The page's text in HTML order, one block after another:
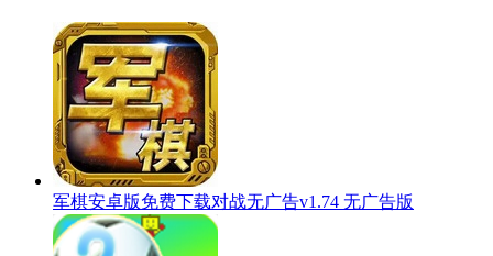
军棋安卓版免费下载对战无广告v1.74 无广告版